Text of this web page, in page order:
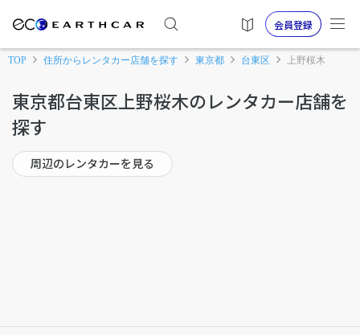
会員登録
TOP 住所からレンタカー店舗を探す 東京都 台東区 上野桜木
東京都台東区上野桜木のレンタカー店舗を
探す
周辺のレンタカーを見る